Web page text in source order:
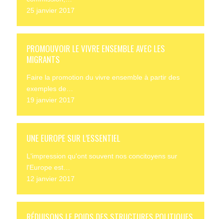
25 janvier 2017
PROMOUVOIR LE VIVRE ENSEMBLE AVEC LES
MIGRANTS
Faire la promotion du vivre ensemble à partir des
exemples de…
19 janvier 2017
UNE EUROPE SUR L’ESSENTIEL
L'impression qu'ont souvent nos concitoyens sur
l'Europe est…
12 janvier 2017